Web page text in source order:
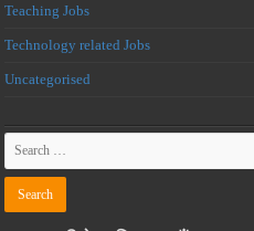
Teaching Jobs
Technology related Jobs
Uncategorised